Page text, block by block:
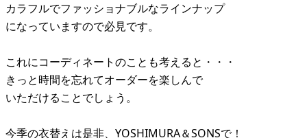
カラフルでファッショナブルなラインナップ
になっていますので必見です。
これにコーディネートのことも考えると・・・
きっと時間を忘れてオーダーを楽しんで
いただけることでしょう。
今季の衣替えは是非、YOSHIMURA＆SONSで！